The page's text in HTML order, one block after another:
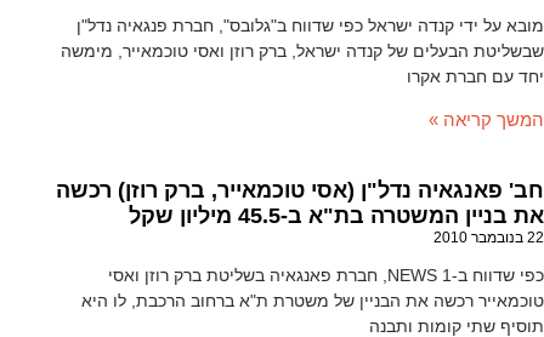
מובא על ידי קנדה ישראל כפי שדווח ב"גלובס", חברת פנגאיה נדל"ן
שבשליטת הבעלים של קנדה ישראל, ברק רוזן ואסי טוכמאייר, מימשה
יחד עם חברת אקרו
המשך קריאה »
חב' פאנגאיה נדל"ן (אסי טוכמאייר, ברק רוזן) רכשה
את בניין המשטרה בת"א ב-45.5 מיליון שקל
22 בנובמבר 2010
כפי שדווח ב-NEWS 1, חברת פאנגאיה בשליטת ברק רוזן ואסי
טוכמאייר רכשה את הבניין של משטרת ת"א ברחוב הרכבת, לו היא
תוסיף שתי קומות ותבנה